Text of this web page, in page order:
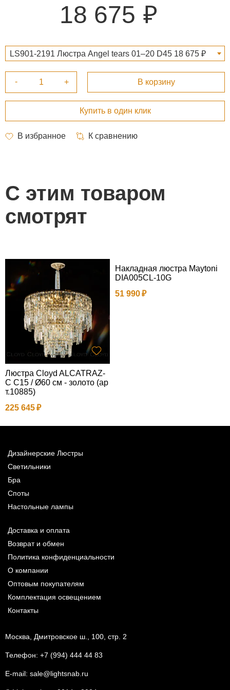
18 675
LS901-2191 Люстра Angel tears 01–20 D45 18 675 ₽
С этим товаром
смотрят
Люстра Cloyd ALCATRAZ-
C C15 / Ø60 см - золото (ар
т.10885)
225 645
Накладная люстра Maytoni
DIA005CL-10G
51 990
Дизайнерские Люстры
Светильники
Бра
Споты
Настольные лампы
Доставка и оплата
Возврат и обмен
Политика конфиденциальности
О компании
Оптовым покупателям
Комплектация освещением
Контакты
Москва, Дмитровское ш., 100, стр. 2
Телефон: +7 (994) 444 44 83
E-mail: sale@lightsnab.ru